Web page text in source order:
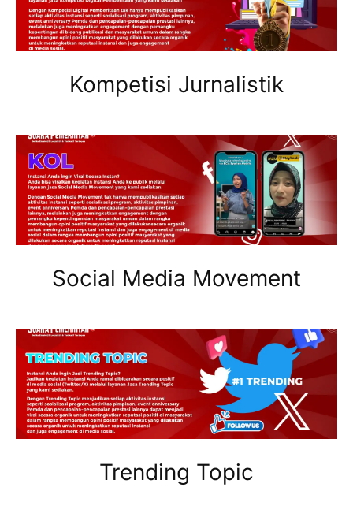
Kompetisi Jurnalistik
Social Media Movement
Trending Topic